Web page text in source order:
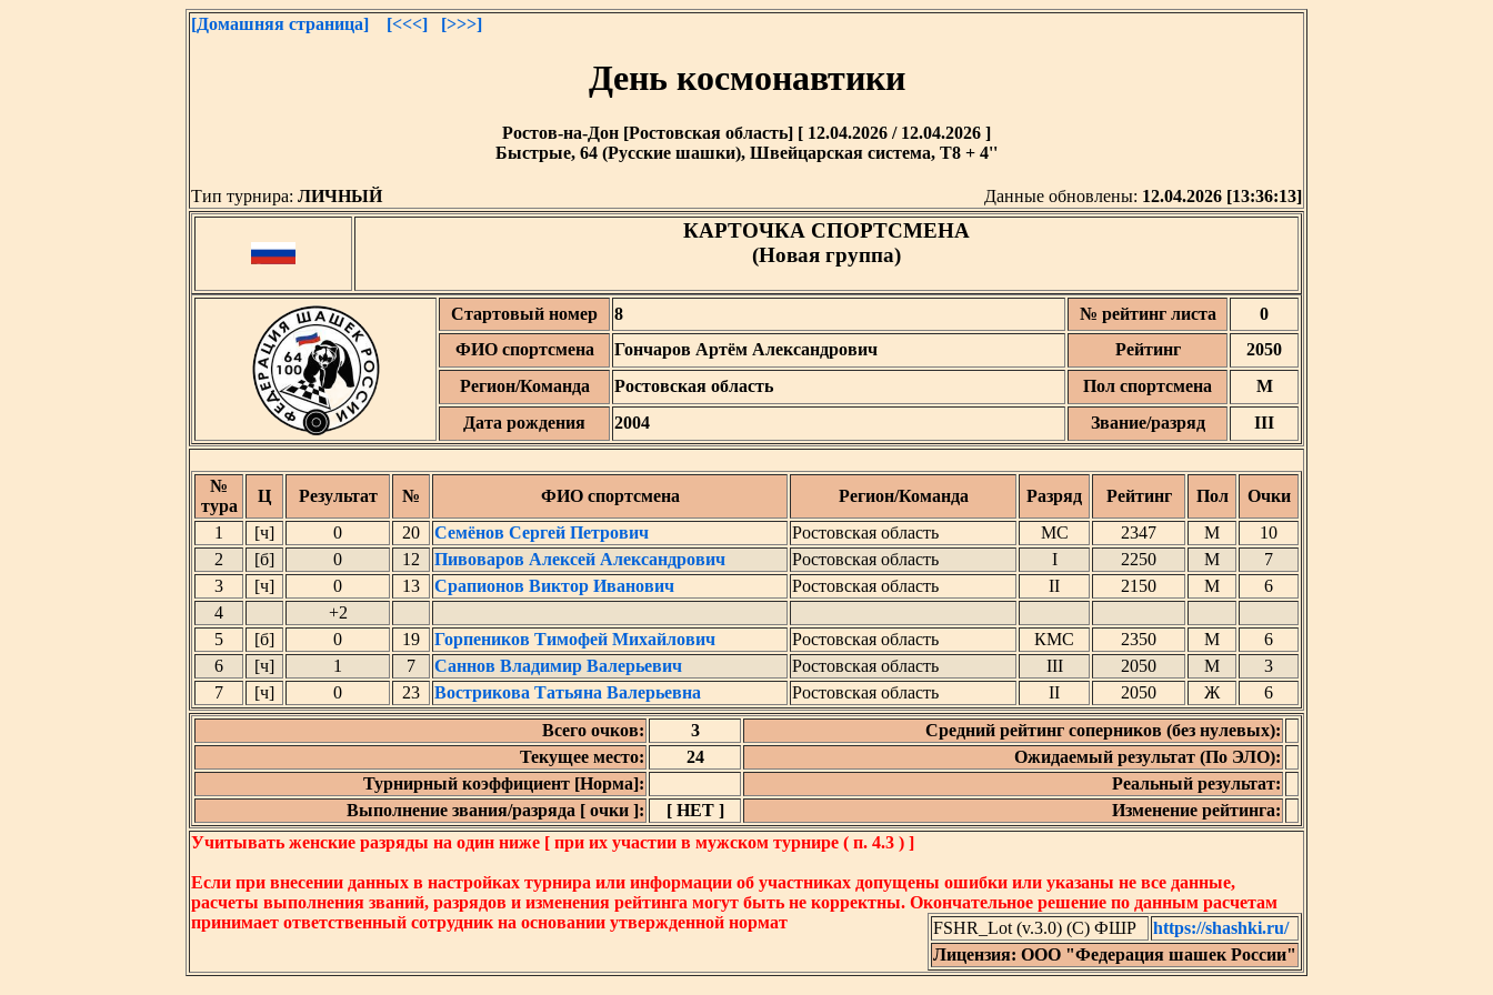
[Домашняя страница] [<<<] [>>>]
День космонавтики
Ростов-на-Дон [Ростовская область] [ 12.04.2026 / 12.04.2026 ]
Быстрые, 64 (Русские шашки), Швейцарская система, T8 + 4''
Тип турнира: ЛИЧНЫЙ Данные обновлены: 12.04.2026 [13:36:13]
КАРТОЧКА СПОРТСМЕНА
(Новая группа)
Стартовый номер 8 № рейтинг листа
0
ФИО спортсмена
Гончаров Артём Александрович Рейтинг
2050
Регион/Команда
Ростовская область Пол спортсмена
М
Дата рождения
2004 Звание/разряд III
№
тура
Ц Результат № ФИО спортсмена Регион/Команда Разряд Рейтинг Пол
Очки
1
[ч] 0 20 Семёнов Сергей Петрович Ростовская область МС 2347 М
10
2
[б] 0 12 Пивоваров Алексей Александрович Ростовская область I 2250 М
7
3
[ч] 0 13 Срапионов Виктор Иванович Ростовская область II 2150 М
6
4
+2
5
[б] 0 19 Горпеников Тимофей Михайлович Ростовская область КМС 2350 М
6
6
[ч] 1 7 Саннов Владимир Валерьевич Ростовская область III 2050 М
3
7
[ч] 0 23 Вострикова Татьяна Валерьевна Ростовская область II 2050 Ж
6
Всего очков:
3
Средний рейтинг соперников (без нулевых):
Текущее место:
24
Ожидаемый результат (По ЭЛО):
Турнирный коэффициент [Норма]:
Реальный результат:
Выполнение звания/разряда [ очки ]:
[ НЕТ ]
Изменение рейтинга:
Учитывать женские разряды на один ниже [ при их участии в мужском турнире ( п. 4.3 ) ]
Если при внесении данных в настройках турнира или информации об участниках допущены ошибки или указаны не все данные,
расчеты выполнения званий, разрядов и изменения рейтинга могут быть не корректны. Окончательное решение по данным расчетам
принимает ответственный сотрудник на основании утвержденной нормат
FSHR_Lot (v.3.0) (C) ФШР
https://shashki.ru/
Лицензия: ООО "Федерация шашек России"